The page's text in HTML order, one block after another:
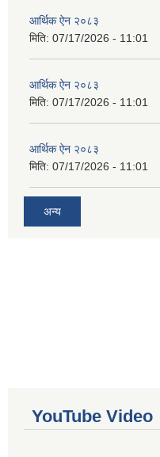
आर्थिक ऐन २०८३
मिति: 07/17/2026 - 11:01
आर्थिक ऐन २०८३
मिति: 07/17/2026 - 11:01
आर्थिक ऐन २०८३
मिति: 07/17/2026 - 11:01
अन्य
YouTube Video